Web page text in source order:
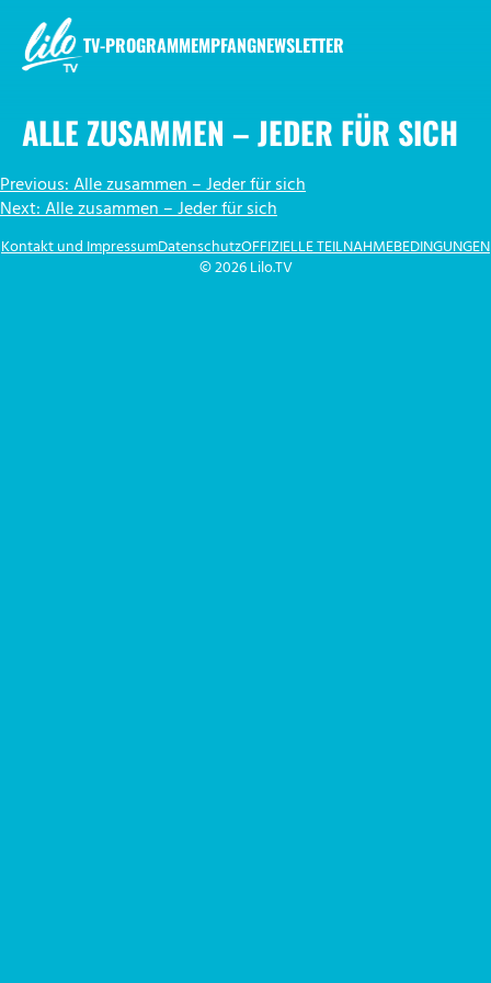
Inhalt
springen
TV-PROGRAMMEMPFANGNEWSLETTER
ALLE ZUSAMMEN – JEDER FÜR SICH
BEITRAGSNAVIGATION
Previous:Alle zusammen – Jeder für sich
Next:Alle zusammen – Jeder für sich
© 2026 Lilo.TV
Kontakt und ImpressumDatenschutzOFFIZIELLE TEILNAHMEBEDINGUNGEN